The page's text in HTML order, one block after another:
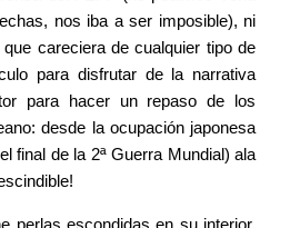
nos iba a ser imposible), ni
careciera de cualquier tipo de
para disfrutar de la narrativa
para hacer un repaso de los
desde la ocupación japonesa
final de la 2ª Guerra Mundial) ala
perlas escondidas en su interior.